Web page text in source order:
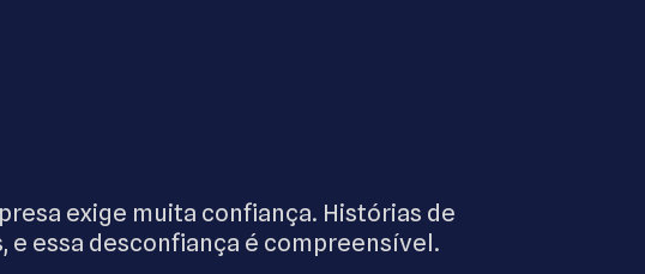
exige muita confiança. Histórias de
e essa desconfiança é compreensível.